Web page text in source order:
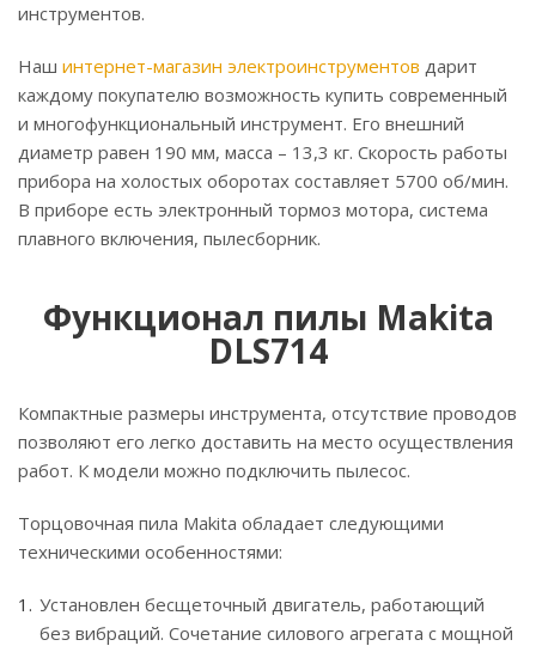
инструментов.
Наш интернет-магазин электроинструментов дарит
каждому покупателю возможность купить современный
и многофункциональный инструмент. Его внешний
диаметр равен 190 мм, масса – 13,3 кг. Скорость работы
прибора на холостых оборотах составляет 5700 об/мин.
В приборе есть электронный тормоз мотора, система
плавного включения, пылесборник.
Функционал пилы Makita
DLS714
Компактные размеры инструмента, отсутствие проводов
позволяют его легко доставить на место осуществления
работ. К модели можно подключить пылесос.
Торцовочная пила Makita обладает следующими
техническими особенностями:
Установлен бесщеточный двигатель, работающий
без вибраций. Сочетание силового агрегата с мощной